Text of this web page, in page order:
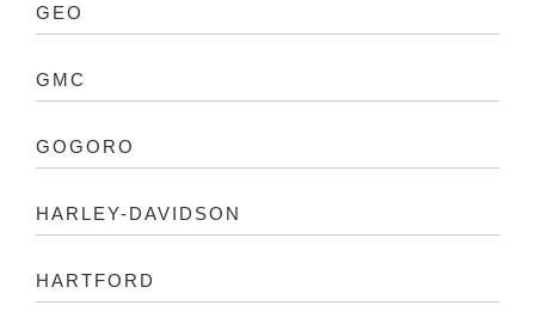
GEO
GMC
GOGORO
HARLEY-DAVIDSON
HARTFORD